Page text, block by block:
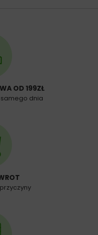
OD 199ZŁ
samego dnia